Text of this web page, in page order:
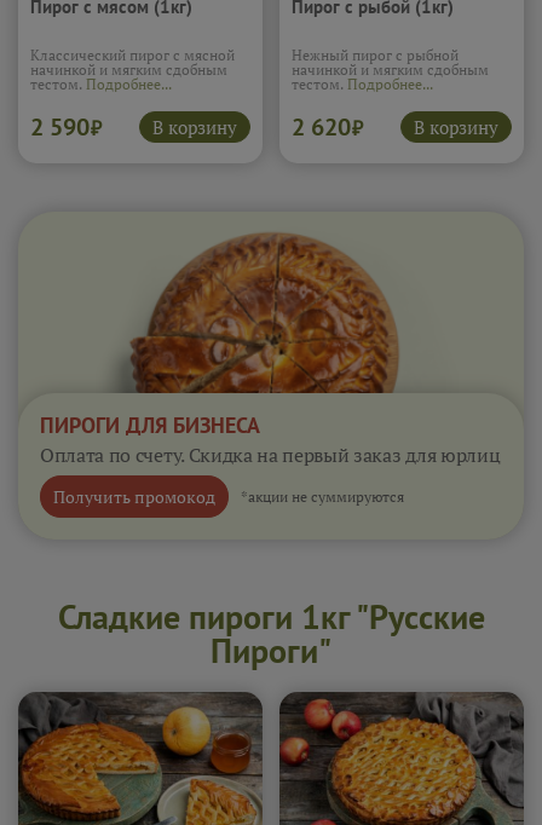
Пирог с мясом (1кг)
Классический пирог с мясной
начинкой и мягким сдобным
тестом. Подробнее...
2 590₽ В корзину
Пирог с рыбой (1кг)
Нежный пирог с рыбной
начинкой и мягким сдобным
тестом. Подробнее...
2 620₽ В корзину
ПИРОГИ ДЛЯ БИЗНЕСА
Оплата по счету. Скидка на первый заказ для юрлиц
Получить промокод *акции не суммируются
Сладкие пироги 1кг "Русские
Пироги"